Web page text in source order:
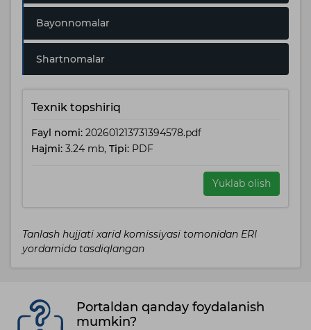
Bayonnomalar
Shartnomalar
Texnik topshiriq
Fayl nomi: 202601213731394578.pdf
Hajmi: 3.24 mb, Tipi: PDF
Yuklab olish
Tanlash hujjati xarid komissiyasi tomonidan ERI
yordamida tasdiqlangan
Portaldan qanday foydalanish
mumkin?